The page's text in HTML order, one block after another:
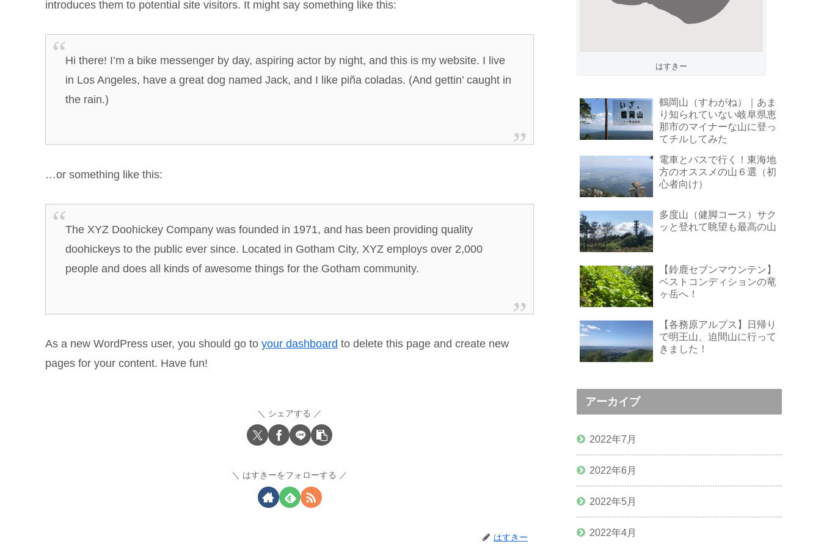
introduces them to potential site visitors. It might say something like this:
Hi there! I’m a bike messenger by day, aspiring actor by night, and this is my website. I live
in Los Angeles, have a great dog named Jack, and I like piña coladas. (And gettin’ caught in
the rain.)
…or something like this:
The XYZ Doohickey Company was founded in 1971, and has been providing quality
doohickeys to the public ever since. Located in Gotham City, XYZ employs over 2,000
people and does all kinds of awesome things for the Gotham community.
As a new WordPress user, you should go to your dashboard to delete this page and create new
pages for your content. Have fun!
シェアする
はすきーをフォローする
はすきー
はすきー
鶴岡山（すわがね）｜あま
り知られていない岐阜県恵
那市のマイナーな山に登っ
てチルしてみた
電車とバスで行く！東海地
方のオススメの山６選（初
心者向け）
多度山（健脚コース）サク
ッと登れて眺望も最高の山
【鈴鹿セブンマウンテン】
ベストコンディションの竜
ヶ岳へ！
【各務原アルプス】日帰り
で明王山、迫間山に行って
きました！
アーカイブ
2022年7月
2022年6月
2022年5月
2022年4月